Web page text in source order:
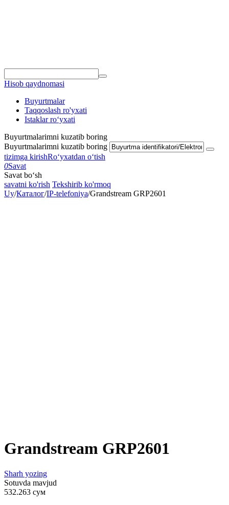
Hisob qaydnomasi
Buyurtmalar
Taqqoslash ro'yxati
Istaklar roʻyxati
Buyurtmalarimni kuzatib boring
Buyurtmalarimni kuzatib boring
tizimga kirishRoʻyxatdan oʻtish
0Savat
Savat bo‘sh
savatni ko'rish Tekshirib ko'rmoq
Uy/Каталог/IP-telefoniya/Grandstream GRP2601
Grandstream GRP2601
Sharh yozing
Sotuvda mavjud
532.263 сум